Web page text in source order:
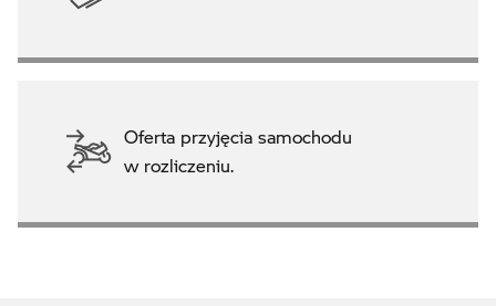
Oferta przyjęcia samochodu
w rozliczeniu.